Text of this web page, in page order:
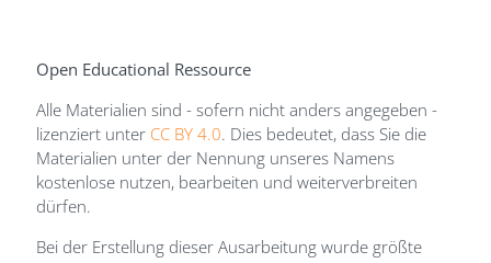
Open Educational Ressource
Alle Materialien sind - sofern nicht anders angegeben -
lizenziert unter CC BY 4.0. Dies bedeutet, dass Sie die
Materialien unter der Nennung unseres Namens
kostenlose nutzen, bearbeiten und weiterverbreiten
dürfen.
Bei der Erstellung dieser Ausarbeitung wurde größte